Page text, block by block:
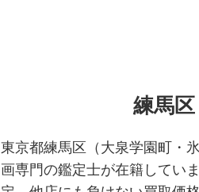
練馬区
東京都練馬区（大泉学園町・
画専門の鑑定士が在籍してい